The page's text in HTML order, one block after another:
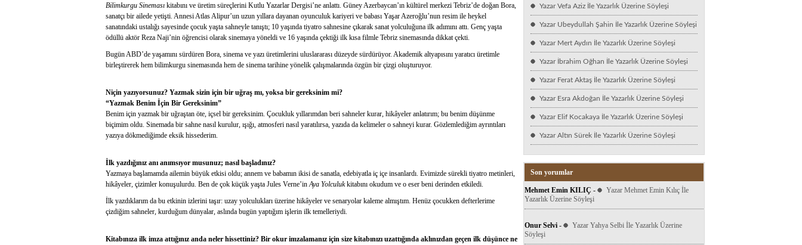
Bilimkurgu Sineması kitabını ve üretim süreçlerini Kutlu Yazarlar Dergisi’ne anlattı. Güney Azerbaycan’ın kültürel merkezi Tebriz’de doğan Bora,
sanatçı bir ailede yetişti. Annesi Atlas Alipur’un uzun yıllara dayanan oyunculuk kariyeri ve babası Yaşar Azeroğlu’nun resim ile heykel
sanatındaki ustalığı sayesinde çocuk yaşta sahneyle tanıştı; 10 yaşında tiyatro sahnesine çıkarak sanat yolculuğuna ilk adımını attı. Genç yaşta
ödüllü aktör Reza Naji’nin öğrencisi olarak sinemaya yöneldi ve 16 yaşında çektiği ilk kısa filmle Tebriz sinemasında dikkat çekti.
Bugün ABD’de yaşamını sürdüren Bora, sinema ve yazı üretimlerini uluslararası düzeyde sürdürüyor. Akademik altyapısını yaratıcı üretimle
birleştirerek hem bilimkurgu sinemasında hem de sinema tarihine yönelik çalışmalarında özgün bir çizgi oluşturuyor.
Niçin yazıyorsunuz? Yazmak sizin için bir uğraş mı, yoksa bir gereksinim mi?
“Yazmak Benim İçin Bir Gereksinim”
Benim için yazmak bir uğraştan öte, içsel bir gereksinim. Çocukluk yıllarımdan beri sahneler kurar, hikâyeler anlatırım; bu benim düşünme
biçimim oldu. Sinemada bir sahne nasıl kurulur, ışığı, atmosferi nasıl yaratılırsa, yazıda da kelimeler o sahneyi kurar. Gözlemlediğim ayrıntıları
yazıya dökmediğimde eksik hissederim.
İlk yazdığınız anı anımsıyor musunuz; nasıl başladınız?
Yazmaya başlamamda ailemin büyük etkisi oldu; annem ve babamın ikisi de sanatla, edebiyatla iç içe insanlardı. Evimizde sürekli tiyatro metinleri,
hikâyeler, çizimler konuşulurdu. Ben de çok küçük yaşta Jules Verne’inAya Yolculukkitabını okudum ve o eser beni derinden etkiledi.
İlk yazdıklarım da bu etkinin izlerini taşır: uzay yolculukları üzerine hikâyeler ve senaryolar kaleme almıştım. Henüz çocukken defterlerime
çizdiğim sahneler, kurduğum dünyalar, aslında bugün yaptığım işlerin ilk temelleriydi.
Kitabınıza ilk imza attığınız anda neler hissettiniz? Bir okur imzalamanız için size kitabınızı uzattığında aklınızdan geçen ilk düşünce ne
Yazar Vefa Aziz İle Yazarlık Üzerine Söyleşi
Yazar Ubeydullah Şahin İle Yazarlık Üzerine Söyleşi
Yazar Mert Aydın İle Yazarlık Üzerine Söyleşi
Yazar İbrahim Oğhan İle Yazarlık Üzerine Söyleşi
Yazar Ferat Aktaş İle Yazarlık Üzerine Söyleşi
Yazar Esra Akdoğan İle Yazarlık Üzerine Söyleşi
Yazar Elif Kocakaya İle Yazarlık Üzerine Söyleşi
Yazar Altın Sürek İle Yazarlık Üzerine Söyleşi
Son yorumlar
Mehmet Emin KILIÇ -
Yazar Mehmet Emin Kılıç İle
Yazarlık Üzerine Söyleşi
Onur Selvi -
Yazar Yahya Selbi İle Yazarlık Üzerine
Söyleşi